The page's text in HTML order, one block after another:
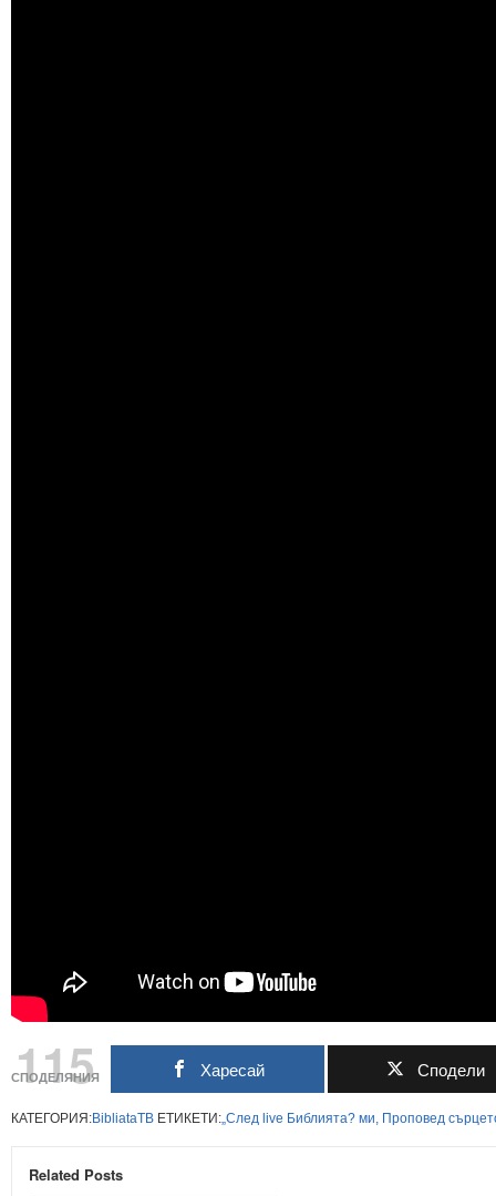
115
СПОДЕЛЯНИЯ Харесай Сподели
КАТЕГОРИЯ:BibliataTB ЕТИКЕТИ: „След live Библията? ми, Проповед
Related Posts